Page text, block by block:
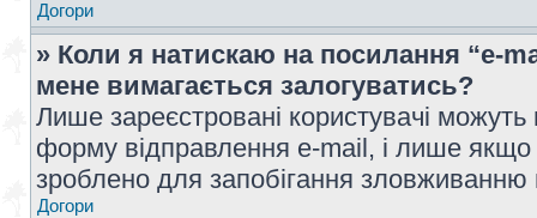
Догори
» Коли я натискаю на посилання “e-
мене вимагається залогуватись?
Лише зареєстровані користувачі
форму відправлення e-mail, і лише
зроблено для запобігання
Догори